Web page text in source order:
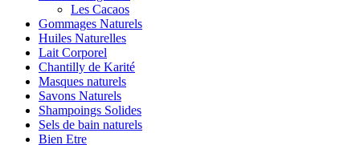
Les Cacaos
Gommages Naturels
Huiles Naturelles
Lait Corporel
Chantilly de Karité
Masques naturels
Savons Naturels
Shampoings Solides
Sels de bain naturels
Bien Etre